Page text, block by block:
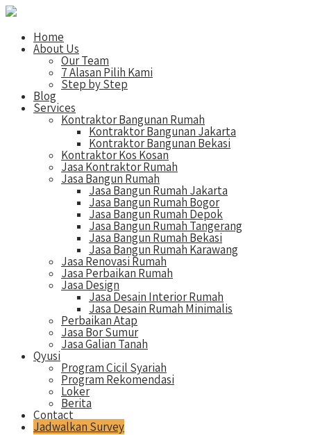
Home
About Us
Our Team
7 Alasan Pilih Kami
Step by Step
Blog
Services
Kontraktor Bangunan Rumah
Kontraktor Bangunan Jakarta
Kontraktor Bangunan Bekasi
Kontraktor Kos Kosan
Jasa Kontraktor Rumah
Jasa Bangun Rumah
Jasa Bangun Rumah Jakarta
Jasa Bangun Rumah Bogor
Jasa Bangun Rumah Depok
Jasa Bangun Rumah Tangerang
Jasa Bangun Rumah Bekasi
Jasa Bangun Rumah Karawang
Jasa Renovasi Rumah
Jasa Perbaikan Rumah
Jasa Design
Jasa Desain Interior Rumah
Jasa Desain Rumah Minimalis
Perbaikan Atap
Jasa Bor Sumur
Jasa Galian Tanah
Qyusi
Program Cicil Syariah
Program Rekomendasi
Loker
Berita
Contact
Jadwalkan Survey